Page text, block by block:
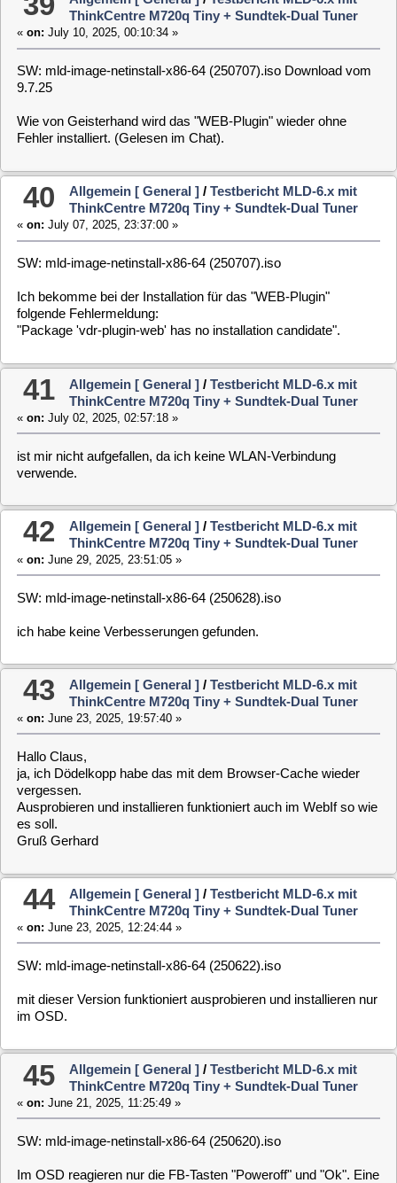
42 Allgemein [ General ]/Testbericht MLD-6.x mit
ThinkCentre M720q Tiny + Sundtek-Dual Tuner
«on:June 29, 2025, 23:51:05 »
ich habe keine Verbesserungen gefunden.
43 Allgemein [ General ]/Testbericht MLD-6.x mit
ThinkCentre M720q Tiny + Sundtek-Dual Tuner
on:June 23, 2025, 19:57:40 »
Hallo Claus,
ja, ich Dödelkopp habe das mit dem Browser-Cache wieder
vergessen.
Ausprobieren und installieren funktioniert auch im WebIf so wie
Gruß Gerhard
SW: mld-image-netinstall-x86-64 (250622).iso
mit dieser Version funktioniert ausprobieren und installieren nur
ThinkCentre M720q Tiny + Sundtek-Dual Tuner
on:June 21, 2025, 11:25:49 »
SW: mld-image-netinstall-x86-64 (250620).iso
Installation oder nur Ausprobieren ist nicht möglich.
Über das WebIf ist nur ein schwarzer Bildschirm ohne